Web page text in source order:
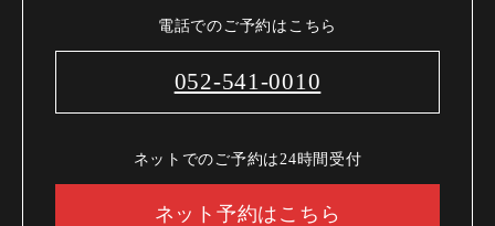
電話でのご予約はこちら
052-541-0010
ネットでのご予約は24時間受付
ネット予約はこちら